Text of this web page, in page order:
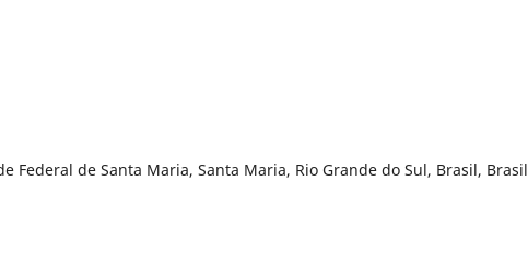
Federal de Santa Maria, Santa Maria, Rio Grande do Sul, Brasil, Brasil